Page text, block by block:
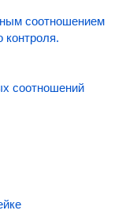
соотношением
контроля.
соотношений